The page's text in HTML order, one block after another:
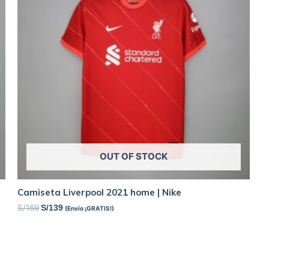
OUT OF STOCK
Camiseta Liverpool 2021 home | Nike
S/169 S/139 (Envío ¡GRATIS!)